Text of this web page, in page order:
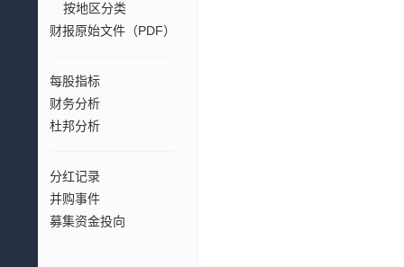
按地区分类
财报原始文件（PDF）
每股指标
财务分析
杜邦分析
分红记录
并购事件
募集资金投向